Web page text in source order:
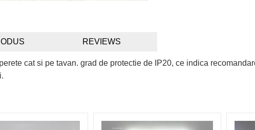
REVIEWS
cat si pe tavan. grad de protectie de IP20, ce indica